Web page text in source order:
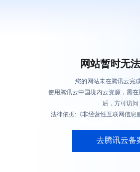
网站暂时无
您的网站未在腾讯云完
使用腾讯云中国境内云资源，需
后，方可访问
法律依据:《非经营性互联网信息
去腾讯云备